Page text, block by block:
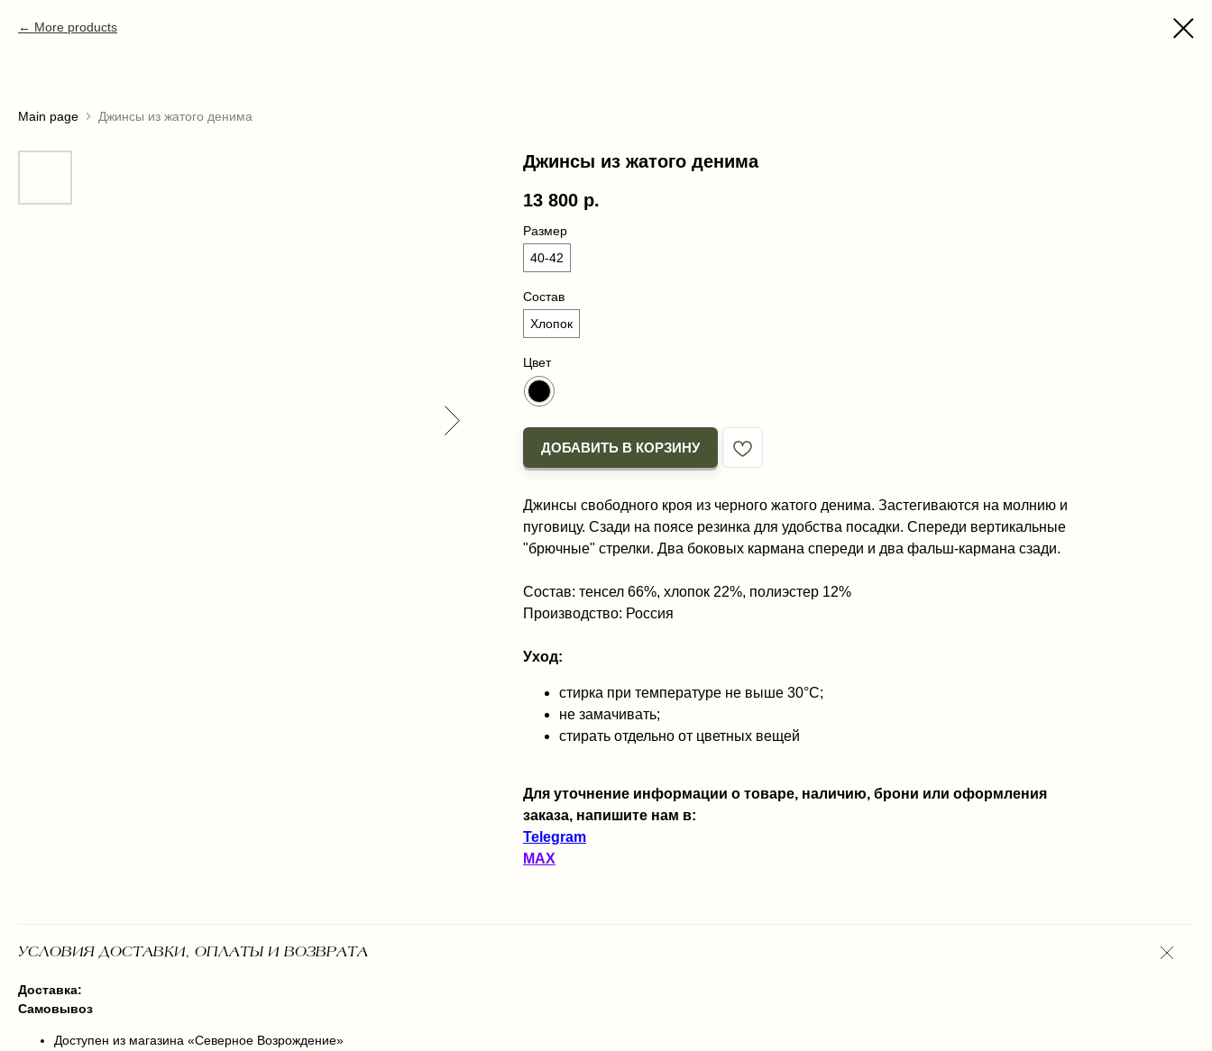
More products
Main page Джинсы из жатого денима
Джинсы из жатого денима
13 800 р.
Размер
40-42
Состав
Хлопок
Цвет
ДОБАВИТЬ В КОРЗИНУ
Джинсы свободного кроя из черного жатого денима. Застегиваются на молнию и
пуговицу. Сзади на поясе резинка для удобства посадки. Спереди вертикальные
"брючные" стрелки. Два боковых кармана спереди и два фальш-кармана сзади.
Состав: тенсел 66%, хлопок 22%, полиэстер 12%
Производство: Россия
Уход:
стирка при температуре не выше 30°C;
не замачивать;
стирать отдельно от цветных вещей
Для уточнение информации о товаре, наличию, брони или оформления
заказа, напишите нам в:
Telegram
MAX
УСЛОВИЯ ДОСТАВКИ, ОПЛАТЫ И ВОЗВРАТА
Доставка:
Самовывоз
Доступен из магазина «Северное Возрождение»